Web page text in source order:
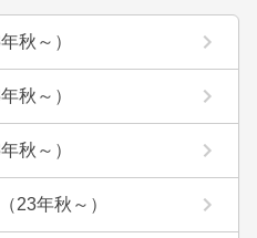
秋～）
秋～）
秋～）
23年秋～）